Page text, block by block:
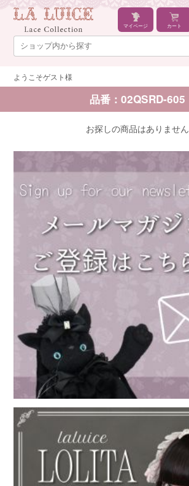
マイページ カート
ようこそゲスト様
品番：02QSRD-605
お探しの商品はありません